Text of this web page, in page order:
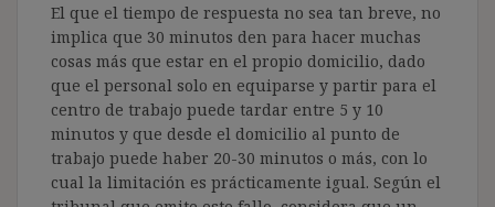
El que el tiempo de respuesta no sea tan breve, no
implica que 30 minutos den para hacer muchas
cosas más que estar en el propio domicilio, dado
que el personal solo en equiparse y partir para el
centro de trabajo puede tardar entre 5 y 10
minutos y que desde el domicilio al punto de
trabajo puede haber 20-30 minutos o más, con lo
cual la limitación es prácticamente igual. Según el